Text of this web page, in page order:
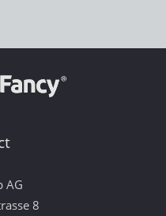
AG
8